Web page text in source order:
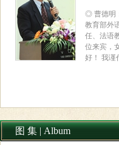
◎ 曹德明
教育部外
任、法语
位来宾，
好！ 我谨
图 集 | Album